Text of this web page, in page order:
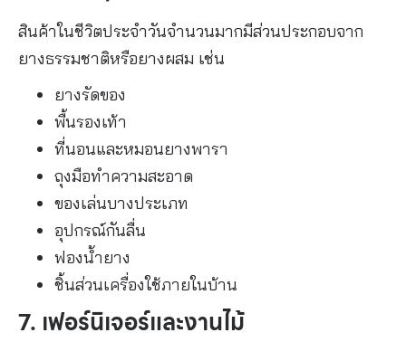
สินค้าในชีวิตประจำวันจำนวนมากมีส่วนประกอบจาก
ยางธรรมชาติหรือยางผสม เช่น
ยางรัดของ
พื้นรองเท้า
ที่นอนและหมอนยางพารา
ถุงมือทำความสะอาด
ของเล่นบางประเภท
อุปกรณ์กันลื่น
ฟองน้ำยาง
ชิ้นส่วนเครื่องใช้ภายในบ้าน
7. เฟอร์นิเจอร์และงานไม้